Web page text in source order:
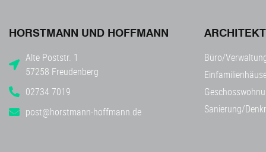
HORSTMANN UND HOFFMANN
Alte Poststr. 1
57258 Freudenberg
02734 7019
post@horstmann-hoffmann.de
Büro/
Sanierung/